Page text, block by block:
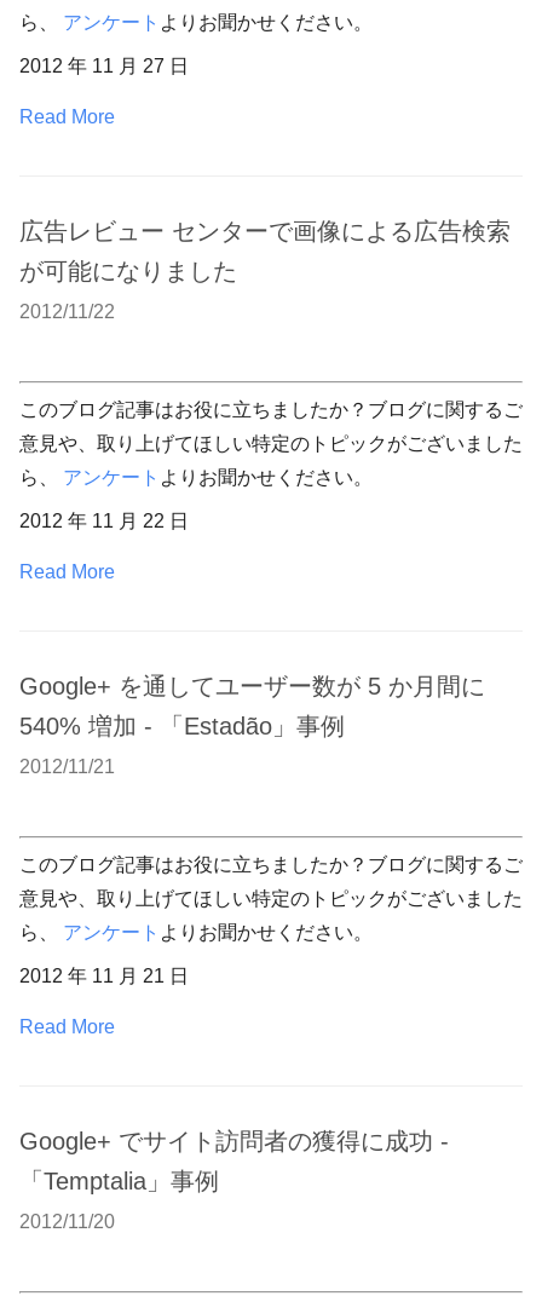
ら、 アンケート よりお聞かせください。
2012 年 11 月 27 日
Read More
広告レビュー センターで画像による広告検索
が可能になりました
2012/11/22
このブログ記事はお役に立ちましたか？ブログに関するご
意見や、取り上げてほしい特定のトピックがございました
ら、 アンケート よりお聞かせください。
2012 年 11 月 22 日
Read More
Google+ を通してユーザー数が 5 か月間に
540% 増加 - 「Estadão」事例
2012/11/21
このブログ記事はお役に立ちましたか？ブログに関するご
意見や、取り上げてほしい特定のトピックがございました
ら、 アンケート よりお聞かせください。
2012 年 11 月 21 日
Read More
Google+ でサイト訪問者の獲得に成功 -
「Temptalia」事例
2012/11/20